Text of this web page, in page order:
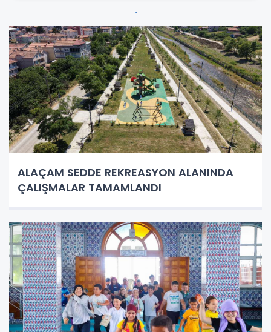
ALAÇAM SEDDE REKREASYON ALANINDA
ÇALIŞMALAR TAMAMLANDI